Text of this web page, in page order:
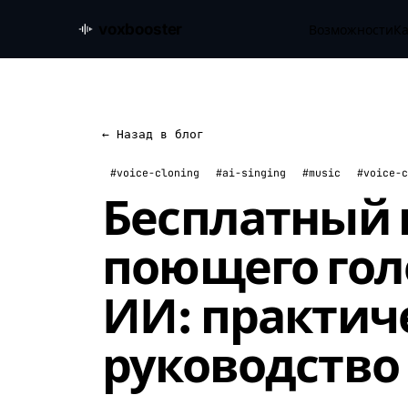
← Назад в блог
#voice-cloning #ai-singing #music #voice-
Бесплатный
поющего
ИИ:
руководство